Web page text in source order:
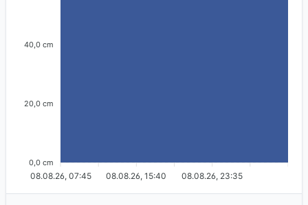
40,0 cm
20,0 cm
0,0 cm
08.08.26, 07:45 08.08.26, 15:40 08.08.26, 23:35